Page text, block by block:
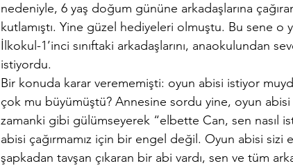
nedeniyle, 6 yaş doğum gününe arkadaşlarına
kutlamıştı. Yine güzel hediyeleri olmuştu. Bu sene o
İlkokul-1’inci sınıftaki arkadaşlarını, anaokulundan
istiyordu.
Bir konuda karar verememişti: oyun abisi istiyor
çok mu büyümüştü? Annesine sordu yine, oyun
zamanki gibi gülümseyerek “elbette Can, sen nasıl
abisi çağırmamız için bir engel değil. Oyun abisi sizi
şapkadan tavşan çıkaran bir abi vardı, sen ve tüm